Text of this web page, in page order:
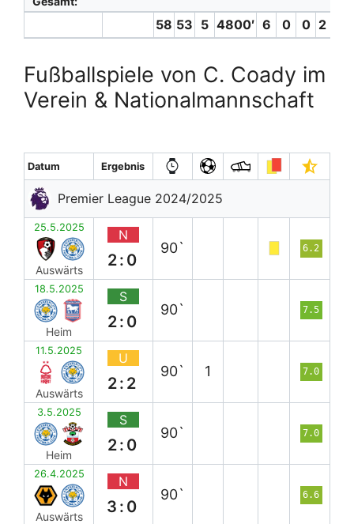
58 53 5 4800′ 6 0 0 2 (0)
Fußballspiele von C. Coady im
Verein & Nationalmannschaft
Datum Ergebnis
Premier League 2024/2025
25.5.2025
Auswärts
N
2:0
90` 6.2
18.5.2025
Heim
S
2:0
90` 7.5
11.5.2025
Auswärts
U
2:2
90` 1 7.0
3.5.2025
Heim
S
2:0
90` 7.0
26.4.2025
Auswärts
N
3:0
90` 6.6